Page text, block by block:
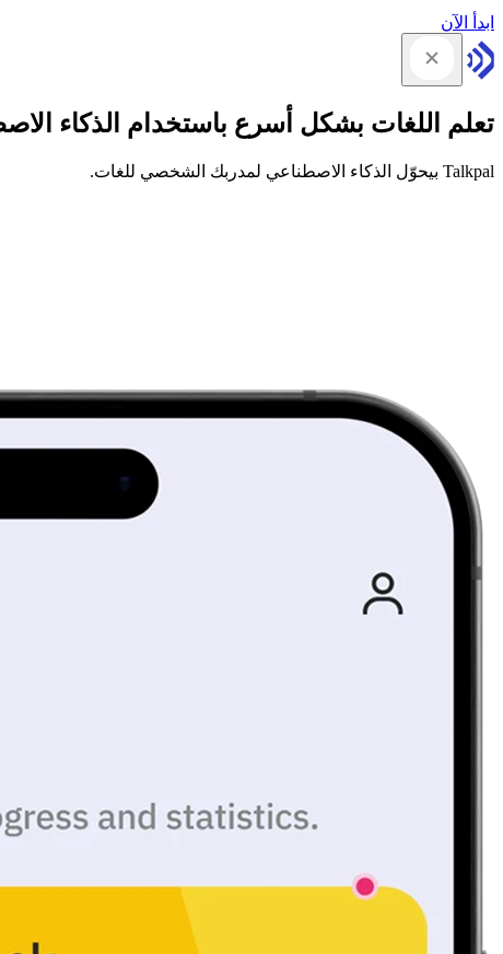
ابدأ الآن
تعلم اللغات بشكل أسرع باستخدام الذكاء
Talkpal بيحوّل الذكاء الاصطناعي لمدربك الشخصي للغات.